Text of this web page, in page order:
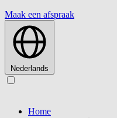
Maak een afspraak
Nederlands
Home